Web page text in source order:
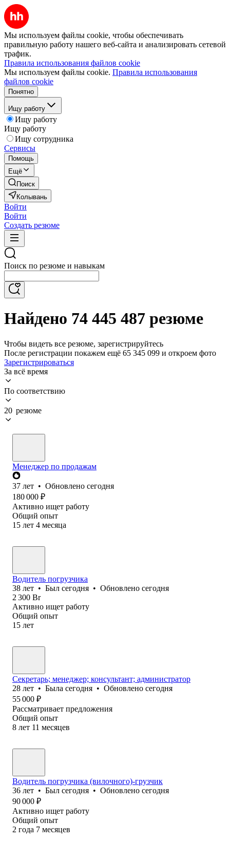
Мы используем файлы cookie, чтобы обеспечивать
правильную работу нашего веб-сайта и анализировать сетевой
трафик.
Правила использования файлов cookie
Мы используем файлы cookie. Правила использования
файлов cookie
Понятно
Ищу работу
Ищу работу
Ищу работу
Ищу сотрудника
Сервисы
Помощь
Ещё
Поиск
Колывань
Войти
Войти
Создать резюме
Поиск по резюме и навыкам
Найдено 74 445 487 резюме
Чтобы видеть все резюме, зарегистрируйтесь
После регистрации покажем ещё 65 345 099 и откроем фото
Зарегистрироваться
За всё время
По соответствию
20 резюме
Менеджер по продажам
37 лет • Обновлено сегодня
180 000 ₽
Активно ищет работу
Общий опыт
15 лет 4 месяца
Водитель погрузчика
38 лет • Был сегодня • Обновлено сегодня
2 300 Br
Активно ищет работу
Общий опыт
15 лет
Секретарь; менеджер; консультант; администратор
28 лет • Была сегодня • Обновлено сегодня
55 000 ₽
Рассматривает предложения
Общий опыт
8 лет 11 месяцев
Водитель погрузчика (вилочного)-грузчик
36 лет • Был сегодня • Обновлено сегодня
90 000 ₽
Активно ищет работу
Общий опыт
2 года 7 месяцев